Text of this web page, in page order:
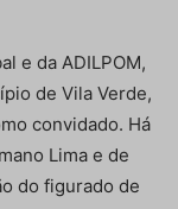
e da ADILPOM,
de Vila Verde,
convidado. Há
Lima e de
do figurado de